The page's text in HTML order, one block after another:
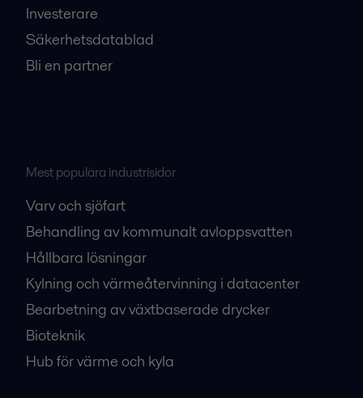
Investerare
Säkerhetsdatablad
Bli en partner
Mest populära industrisidor
Varv och sjöfart
Behandling av kommunalt avloppsvatten
Hållbara lösningar
Kylning och värmeåtervinning i datacenter
Bearbetning av växtbaserade drycker
Bioteknik
Hub för värme och kyla